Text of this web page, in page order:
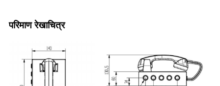
परिमाण रेखाचित्र